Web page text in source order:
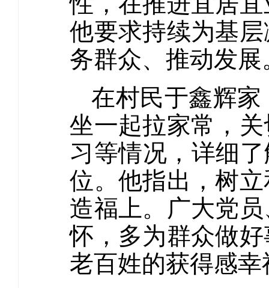
他要求持续为基
务群众、推动发展
在村民于鑫辉
坐一起拉家常，
习等情况，详细
位。他指出，树
造福上。广大党
怀，多为群众做
老百姓的获得感